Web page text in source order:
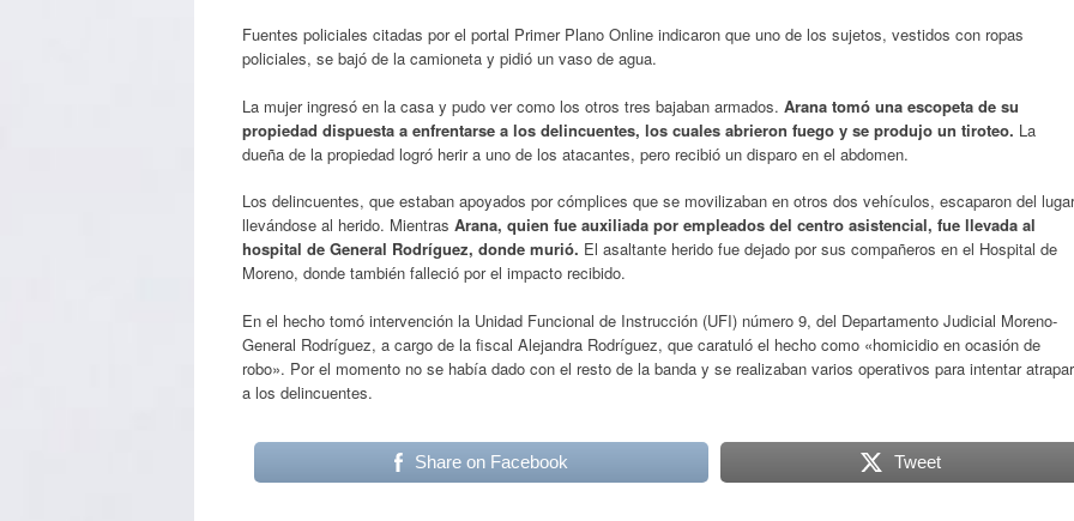
Fuentes policiales citadas por el portal Primer Plano Online indicaron que uno de los sujetos, vestidos con ropas
policiales, se bajó de la camioneta y pidió un vaso de agua.
La mujer ingresó en la casa y pudo ver como los otros tres bajaban armados. Arana tomó una escopeta de su
propiedad dispuesta a enfrentarse a los delincuentes, los cuales abrieron fuego y se produjo un tiroteo. La
dueña de la propiedad logró herir a uno de los atacantes, pero recibió un disparo en el abdomen.
Los delincuentes, que estaban apoyados por cómplices que se movilizaban en otros dos vehículos, escaparon del lugar
llevándose al herido. Mientras Arana, quien fue auxiliada por empleados del centro asistencial, fue llevada al
hospital de General Rodríguez, donde murió. El asaltante herido fue dejado por sus compañeros en el Hospital de
Moreno, donde también falleció por el impacto recibido.
En el hecho tomó intervención la Unidad Funcional de Instrucción (UFI) número 9, del Departamento Judicial Moreno-
General Rodríguez, a cargo de la fiscal Alejandra Rodríguez, que caratuló el hecho como «homicidio en ocasión de
robo». Por el momento no se había dado con el resto de la banda y se realizaban varios operativos para intentar atrapar
a los delincuentes.
Share on Facebook Tweet